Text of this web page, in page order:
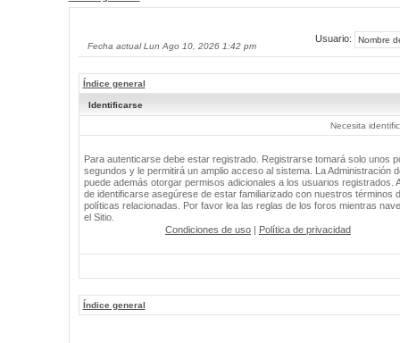
Fecha actual Lun Ago 10, 2026 1:42 pm
Usuario:
Índice general
Identificarse
Necesita
Para autenticarse debe estar registrado. Registrarse tomará solo unos
segundos y le permitirá un amplio acceso al sistema. La Administración
puede además otorgar permisos adicionales a los usuarios registrados.
de identificarse asegúrese de estar familiarizado con nuestros términos
políticas relacionadas. Por favor lea las reglas de los foros mientras
el Sitio.
Condiciones de uso | Política de privacidad
Índice general